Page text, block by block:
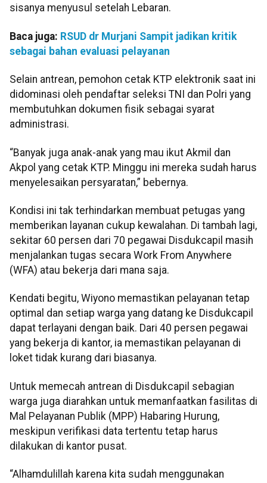
sisanya menyusul setelah Lebaran.
Baca juga: RSUD dr Murjani Sampit jadikan kritik
sebagai bahan evaluasi pelayanan
Selain antrean, pemohon cetak KTP elektronik saat ini
didominasi oleh pendaftar seleksi TNI dan Polri yang
membutuhkan dokumen fisik sebagai syarat
administrasi.
“Banyak juga anak-anak yang mau ikut Akmil dan
Akpol yang cetak KTP. Minggu ini mereka sudah harus
menyelesaikan persyaratan,” bebernya.
Kondisi ini tak terhindarkan membuat petugas yang
memberikan layanan cukup kewalahan. Di tambah lagi,
sekitar 60 persen dari 70 pegawai Disdukcapil masih
menjalankan tugas secara Work From Anywhere
(WFA) atau bekerja dari mana saja.
Kendati begitu, Wiyono memastikan pelayanan tetap
optimal dan setiap warga yang datang ke Disdukcapil
dapat terlayani dengan baik. Dari 40 persen pegawai
yang bekerja di kantor, ia memastikan pelayanan di
loket tidak kurang dari biasanya.
Untuk memecah antrean di Disdukcapil sebagian
warga juga diarahkan untuk memanfaatkan fasilitas di
Mal Pelayanan Publik (MPP) Habaring Hurung,
meskipun verifikasi data tertentu tetap harus
dilakukan di kantor pusat.
“Alhamdulillah karena kita sudah menggunakan